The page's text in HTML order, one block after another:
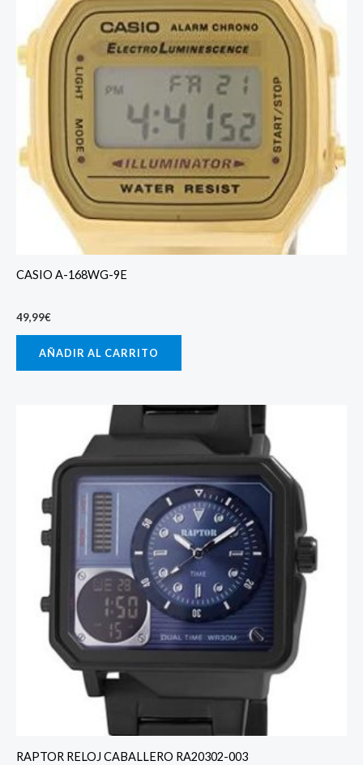
CASIO A-168WG-9E
49,99€
AÑADIR AL CARRITO
RAPTOR RELOJ CABALLERO RA20302-003